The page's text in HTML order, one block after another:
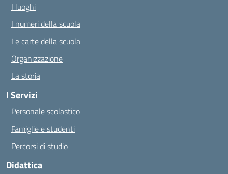
I luoghi
I numeri della scuola
Le carte della scuola
Organizzazione
La storia
I Servizi
Personale scolastico
Famiglie e studenti
Percorsi di studio
Didattica